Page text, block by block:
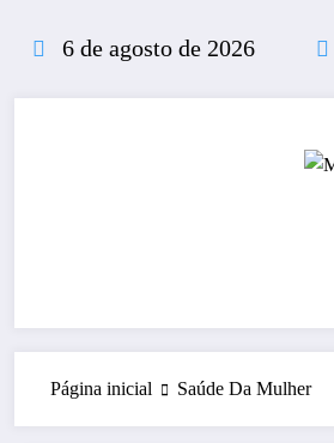
conteúdo
6 de agosto de 2026
Página inicial Saúde Da Mulher